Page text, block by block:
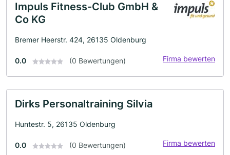
Impuls Fitness-Club GmbH &
Co KG
Bremer Heerstr. 424, 26135 Oldenburg
0.0 (0 Bewertungen) Firma bewerten
Dirks Personaltraining Silvia
Huntestr. 5, 26135 Oldenburg
0.0 (0 Bewertungen) Firma bewerten